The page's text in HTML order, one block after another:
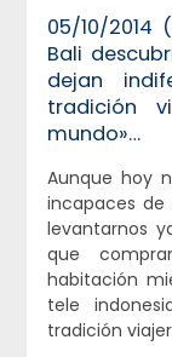
05/10/
Bali
dejan
tradición
mundo»…
Aunque hoy
incapaces de
levantarnos
que
habitación
tele
tradición